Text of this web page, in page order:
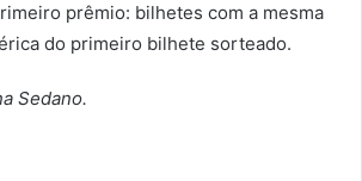
prêmio: bilhetes com a mesma
do primeiro bilhete sorteado.
Sedano.